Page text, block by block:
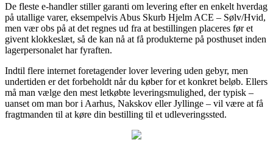
De fleste e-handler stiller garanti om levering efter en enkelt hverdag
på utallige varer, eksempelvis Abus Skurb Hjelm ACE – Sølv/Hvid,
men vær obs på at det regnes ud fra at bestillingen placeres før et
givent klokkeslæt, så de kan nå at få produkterne på posthuset inden
lagerpersonalet har fyraften.
Indtil flere internet foretagender lover levering uden gebyr, men
undertiden er det forbeholdt når du køber for et konkret beløb. Ellers
må man vælge den mest letkøbte leveringsmulighed, der typisk –
uanset om man bor i Aarhus, Nakskov eller Jyllinge – vil være at få
fragtmanden til at køre din bestilling til et udleveringssted.